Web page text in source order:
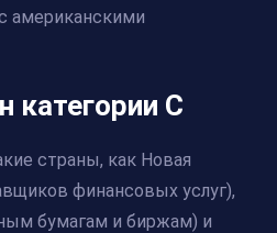
американскими
категории С
страны, как Новая
финансовых услуг),
бумагам и биржам) и